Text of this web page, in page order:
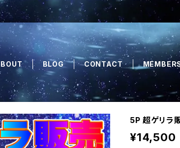
BLOG CONTACT
5P 超ゲリラ
¥14,500